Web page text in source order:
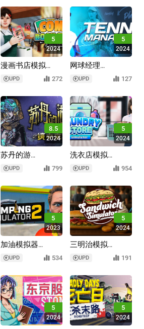
5
2024
漫画书店模拟
器/Comic Book
Store Simulator
UPD 272
5
2024
网球经理
25/Tennis
Manager 25
UPD 127
8.5
2024
苏丹的游
戏/Sultan's Game
UPD 799
5
2024
洗衣店模拟
器/Laundry Store
Simulator
UPD 954
5
2023
加油模拟器
2/Pumping
Simulator 2
UPD 534
5
2024
三明治模拟
器/Sandwich
Simulator
UPD 191
5
2024
5
2024